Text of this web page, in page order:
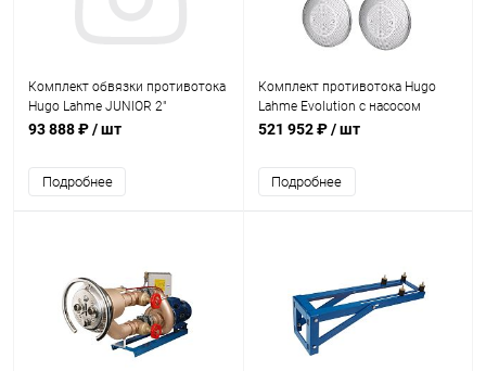
Комплект обвязки противотока
Hugo Lahme JUNIOR 2"
(7960550)
93 888 ₽/ шт
Подробнее
Комплект противотока Hugo
Lahme Evolution с насосом
2,6кВт 400В (8360020)
521 952 ₽/ шт
Подробнее